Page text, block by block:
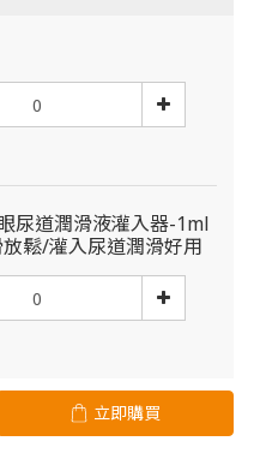
尿道潤滑液灌入器-1ml
鬆/灌入尿道潤滑好用
立即購買